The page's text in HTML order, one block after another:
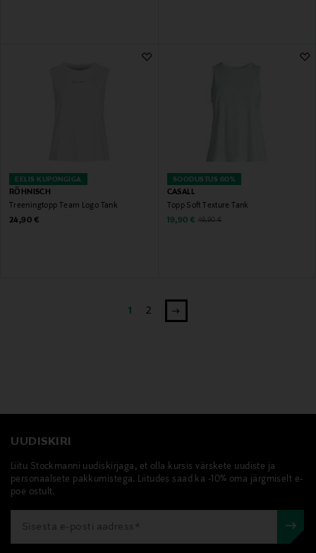
EELIS KUPONGIGA
RÖHNISCH
Treeningtopp Team Logo Tank
Original Price
24,90 €
SOODUSTUS 60%
CASALL
Topp Soft Texture Tank
Discounted Price
19,90 € Original Price
49,90 €
1 2
UUDISKIRI
Liitu Stockmanni uudiskirjaga, et olla kursis värskete uudiste ja
personaalsete pakkumistega. Liitudes saad ka -10% oma järgmiselt e-
poe ostult.